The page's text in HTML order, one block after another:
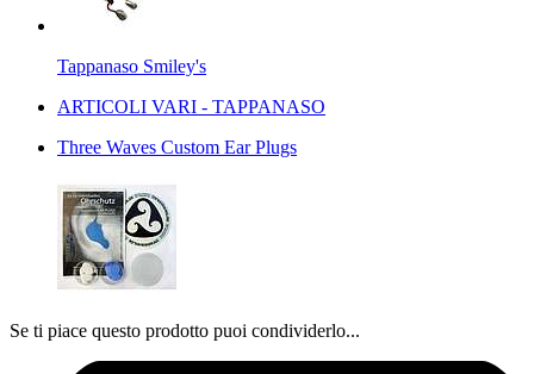
Tappanaso Smiley's
ARTICOLI VARI - TAPPANASO
Three Waves Custom Ear Plugs
Se ti piace questo prodotto puoi condividerlo...